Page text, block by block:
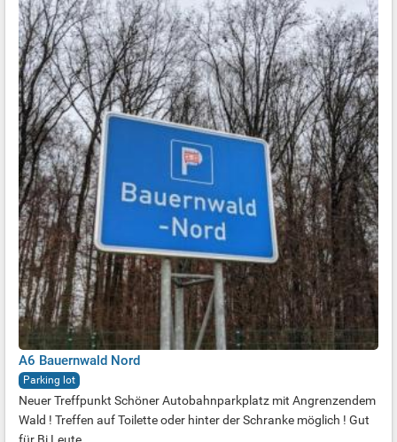
A6 Bauernwald Nord
Parking lot
Neuer Treffpunkt Schöner Autobahnparkplatz mit Angrenzendem
Wald ! Treffen auf Toilette oder hinter der Schranke möglich ! Gut